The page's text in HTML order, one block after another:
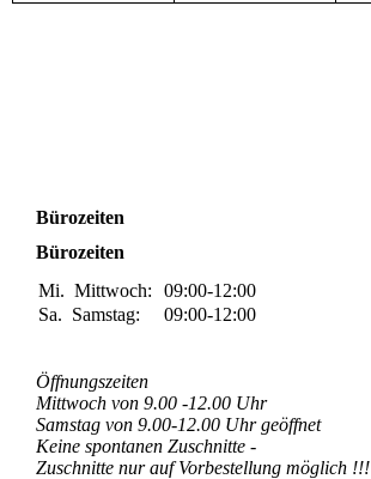
Bürozeiten
Bürozeiten
Mi. Mittwoch:
09:00-12:00
Sa. Samstag: 09:00-12:00
Öffnungszeiten
Mittwoch von 9.00 -12.00 Uhr
Samstag von 9.00-12.00 Uhr geöffnet
Keine spontanen Zuschnitte -
Zuschnitte nur auf Vorbestellung möglich !!!